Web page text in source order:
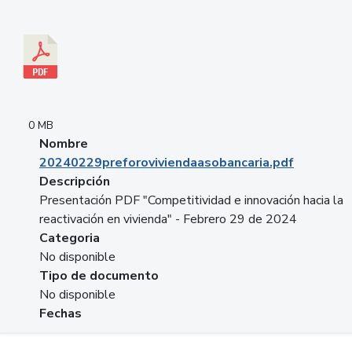
0 MB
Nombre
20240229preforoviviendaasobancaria.pdf
Descripción
Presentación PDF "Competitividad e innovación hacia la
reactivación en vivienda" - Febrero 29 de 2024
Categoria
No disponible
Tipo de documento
No disponible
Fechas